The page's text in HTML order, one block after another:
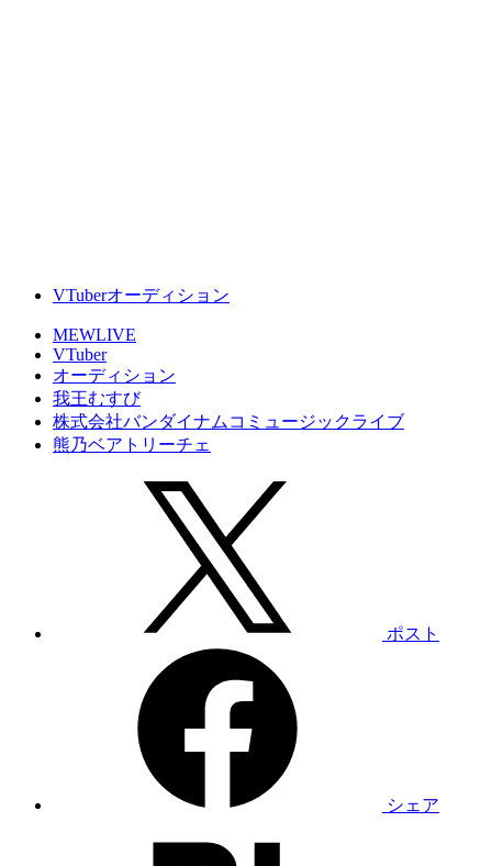
VTuberオーディション
MEWLIVE
VTuber
オーディション
我王むすび
株式会社バンダイナムコミュージックライブ
熊乃ベアトリーチェ
ポスト
シェア